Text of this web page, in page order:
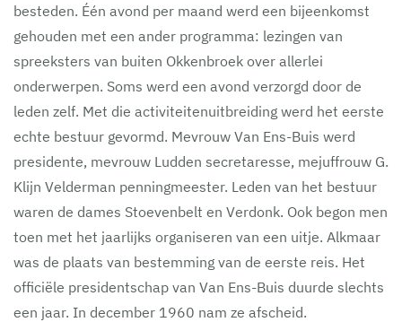
besteden. Één avond per maand werd een bijeenkomst
gehouden met een ander programma: lezingen van
spreeksters van buiten Okkenbroek over allerlei
onderwerpen. Soms werd een avond verzorgd door de
leden zelf. Met die activiteitenuitbreiding werd het eerste
echte bestuur gevormd. Mevrouw Van Ens-Buis werd
presidente, mevrouw Ludden secretaresse, mejuffrouw G.
Klijn Velderman penningmeester. Leden van het bestuur
waren de dames Stoevenbelt en Verdonk. Ook begon men
toen met het jaarlijks organiseren van een uitje. Alkmaar
was de plaats van bestemming van de eerste reis. Het
officiële presidentschap van Van Ens-Buis duurde slechts
een jaar. In december 1960 nam ze afscheid.